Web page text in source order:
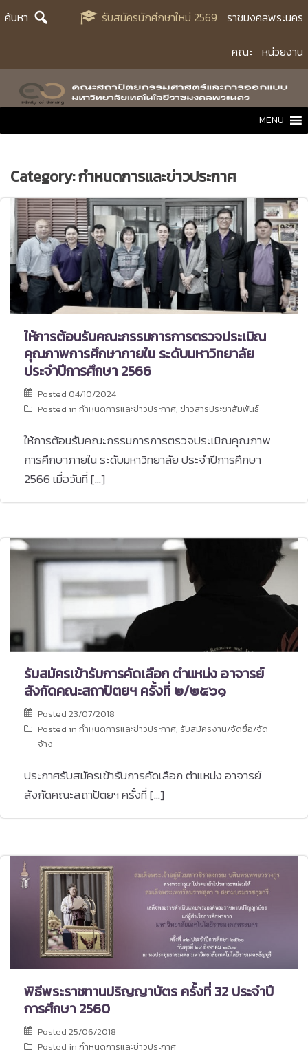
Skipค้นหา รับสมัครนักศึกษาใหม่ 2569 ราชมงคลพระนคร
คณะ หน่วยงาน
MENU
Category:กำหนดการและข่าวประกาศ
ให้การต้อนรับคณะกรรมการการตรวจประเมิณ
คุณภาพการศึกษาภายใน ระดับมหาวิทยาลัย
ประจำปีการศึกษา 2566
Posted 04/10/2024
Posted in กำหนดการและข่าวประกาศ, ข่าวสารประชาสัมพันธ์
ให้การต้อนรับคณะกรรมการการตรวจประเมิณคุณภาพ
การศึกษาภายใน ระดับมหาวิทยาลัย ประจำปีการศึกษา
2566 เมื่อวันที่ […]
รับสมัครเข้ารับการคัดเลือก ตำแหน่ง อาจารย์
สังกัดคณะสถาปัตยฯ ครั้งที่ ๒/๒๕๖๑
Posted 23/07/2018
Posted in กำหนดการและข่าวประกาศ, รับสมัครงาน/จัดซื้อ/จัด
จ้าง
ประกาศรับสมัครเข้ารับการคัดเลือก ตำแหน่ง อาจารย์
สังกัดคณะสถาปัตยฯ ครั้งที่ […]
พิธีพระราชทานปริญญาบัตร ครั้งที่ 32 ประจำปี
การศึกษา 2560
Posted 25/06/2018
Posted in กำหนดการและข่าวประกาศ